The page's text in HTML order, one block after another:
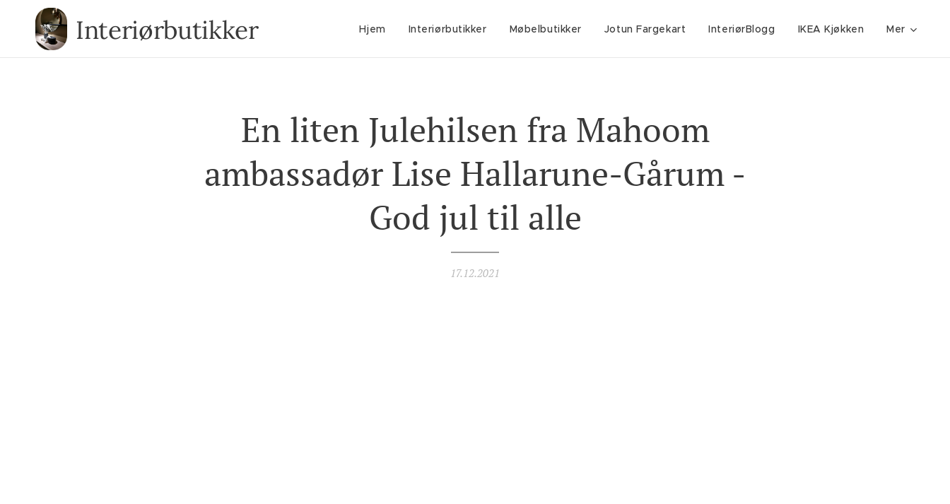
Interiørbutikker Hjem Interiørbutikker Møbelbutikker Jotun Fargekart InteriørBlogg IKEA Kjøkken Mer
En liten Julehilsen fra Mahoom
ambassadør Lise Hallarune-Gårum -
God jul til alle
17.12.2021